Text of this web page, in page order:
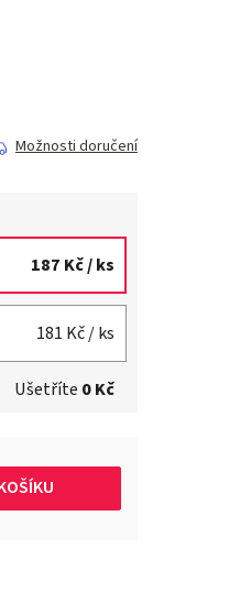
Možnosti doručení
187 Kč/ ks
181 Kč/ ks
Ušetříte 0 Kč